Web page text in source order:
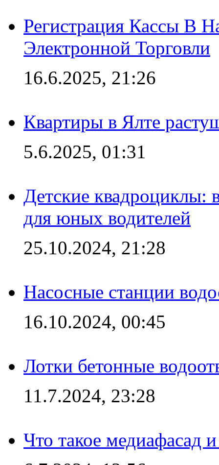
Регистрация Кассы В
Электронной Торговли
16.6.2025, 21:26
Квартиры в Ялте
5.6.2025, 01:31
Детские квадроциклы:
для юных водителей
25.10.2024, 21:28
Насосные станции
16.10.2024, 00:45
Лотки бетонные
11.7.2024, 23:28
Что такое медиафасад